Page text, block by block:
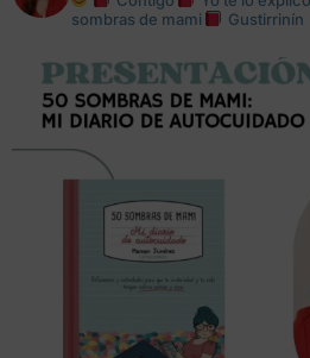
sombras de mami
Gustirrinín